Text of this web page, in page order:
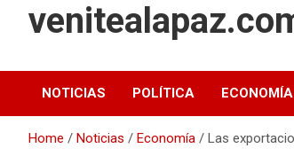
NOTICIAS POLÍTICA ECONOMÍA
Home Noticias Economía Las